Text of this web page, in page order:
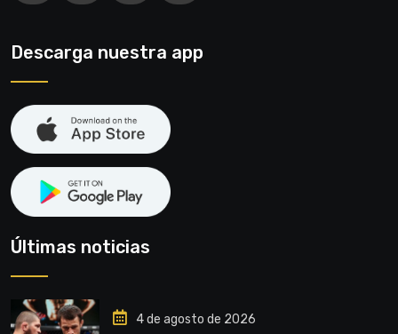
Descarga nuestra app
Últimas noticias
4 de agosto de 2026